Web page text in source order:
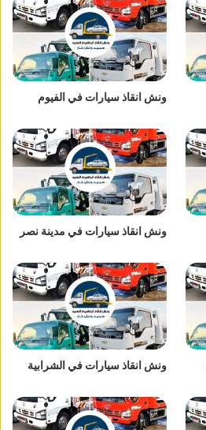
ونش انقاذ سيارات في الفيوم
ونش انقاذ سيارات في مدينة نصر
ونش انقاذ سيارات في الشرابية